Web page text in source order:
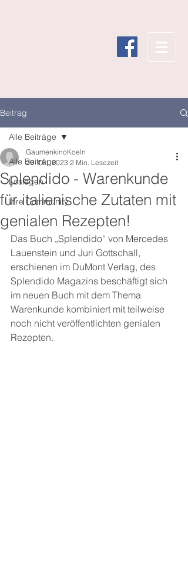
Beitrag
Alle Beiträge
Loslegen
Ihre Community
Alle Beiträge
Splendido - Warenkunde
für italienische Zutaten mit
genialen Rezepten!
GaumenkinoKoeln
29. Okt. 2023 2 Min. Lesezeit
Das Buch „Splendido“ von Mercedes
Lauenstein und Juri Gottschall,
erschienen im DuMont Verlag, des
Splendido Magazins beschäftigt sich
im neuen Buch mit dem Thema
Warenkunde kombiniert mit teilweise
noch nicht veröffentlichten genialen
Rezepten.